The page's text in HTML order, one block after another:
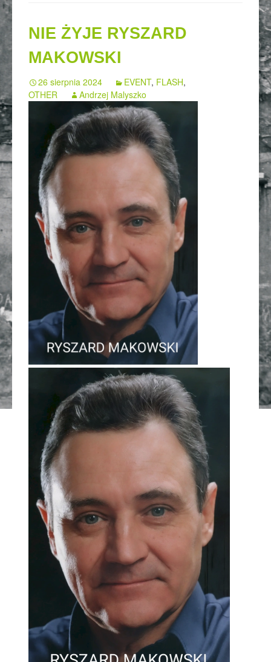
NIE ŻYJE RYSZARD
MAKOWSKI
26 sierpnia 2024 EVENT, FLASH,
OTHER
Andrzej Malyszko